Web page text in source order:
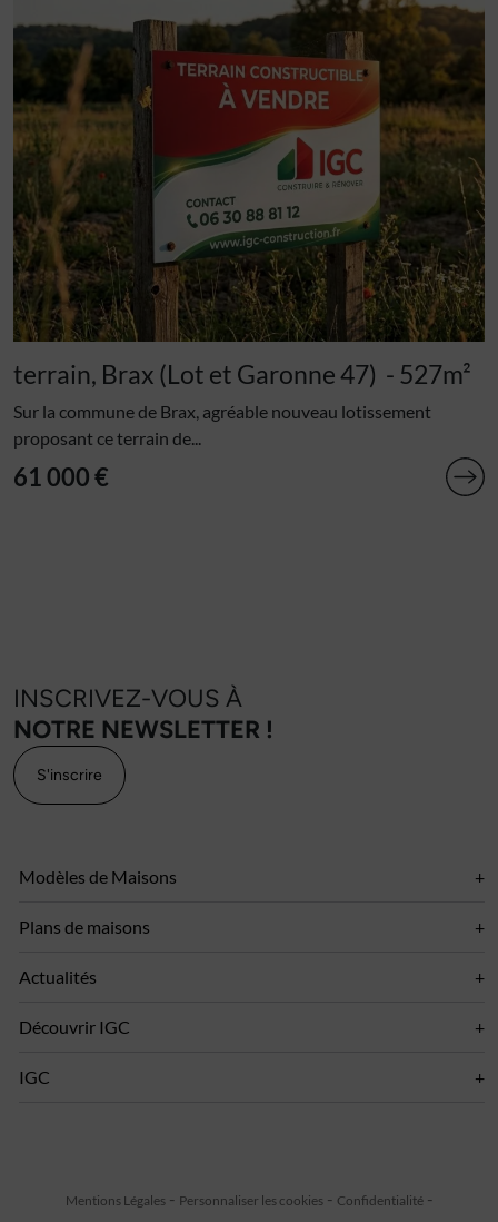
terrain, Brax (Lot et Garonne 47) - 527m²
Sur la commune de Brax, agréable nouveau lotissement
proposant ce terrain de...
61 000 €
INSCRIVEZ-VOUS À
NOTRE NEWSLETTER !
S'inscrire
Modèles de Maisons
Plans de maisons
Actualités
Découvrir IGC
IGC
Mentions Légales Personnaliser les cookies
Confidentialité